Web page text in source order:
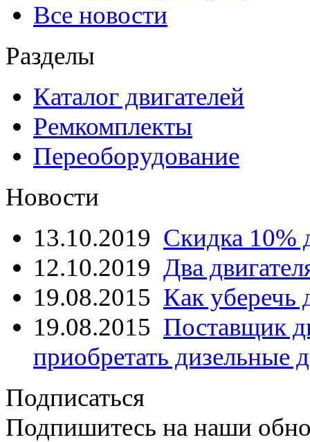
Все новости
Разделы
Каталог двигателей
Ремкомплекты
Переоборудование
Новости
13.10.2019 Скидка 10%
12.10.2019 Два
19.08.2015 Как уберечь
19.08.2015 Поставщик
приобретать дизельные
Подписаться
Подпишитесь на наши